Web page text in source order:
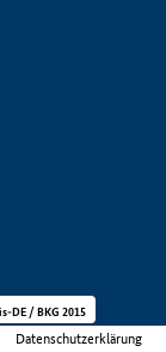
Datenschutzerklärung
DE / BKG 2015